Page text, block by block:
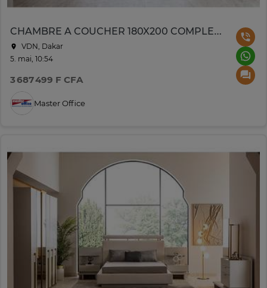
CHAMBRE A COUCHER 180X200 COMPLETE BERGAMA
VDN, Dakar
5. mai, 10:54
3 687 499 F CFA
Master Office